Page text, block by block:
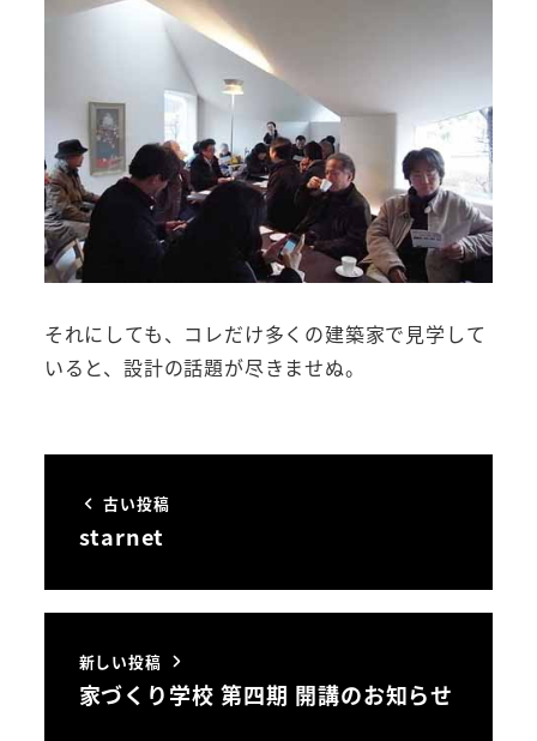
それにしても、コレだけ多くの建築家で見学して
いると、設計の話題が尽きませぬ。
古い投稿
starnet
新しい投稿
家づくり学校 第四期 開講のお知らせ